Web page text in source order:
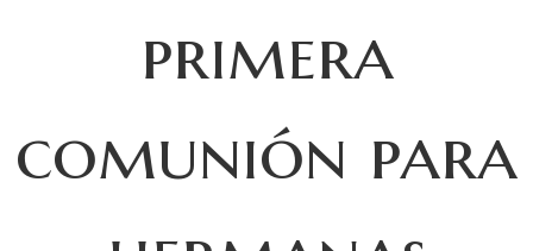
primera
comunión para